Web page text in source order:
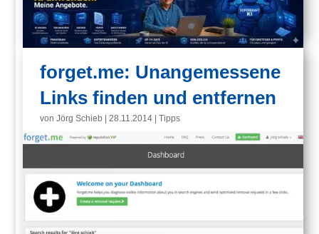
forget.me: Unangemessene
Links finden und entfernen
vonJörg Schieb |28.11.2014 |Tipps